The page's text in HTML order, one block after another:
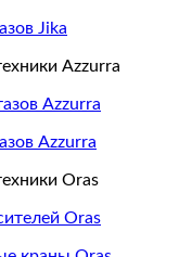
Jika
Azzurra
Azzurra
Azzurra
Oras
Oras